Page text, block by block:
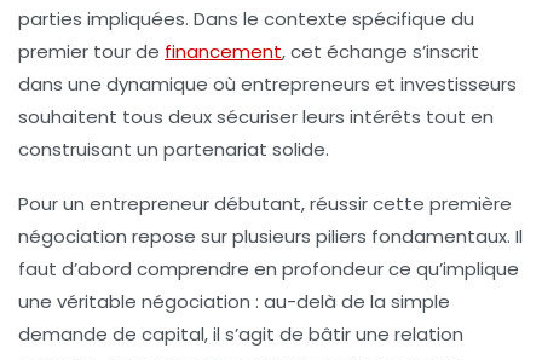
parties impliquées. Dans le contexte spécifique du
premier tour de financement, cet échange s’inscrit
dans une dynamique où entrepreneurs et investisseurs
souhaitent tous deux sécuriser leurs intérêts tout en
construisant un partenariat solide.
Pour un entrepreneur débutant, réussir cette première
négociation repose sur plusieurs piliers fondamentaux. Il
faut d’abord comprendre en profondeur ce qu’implique
une véritable négociation : au-delà de la simple
demande de capital, il s’agit de bâtir une relation